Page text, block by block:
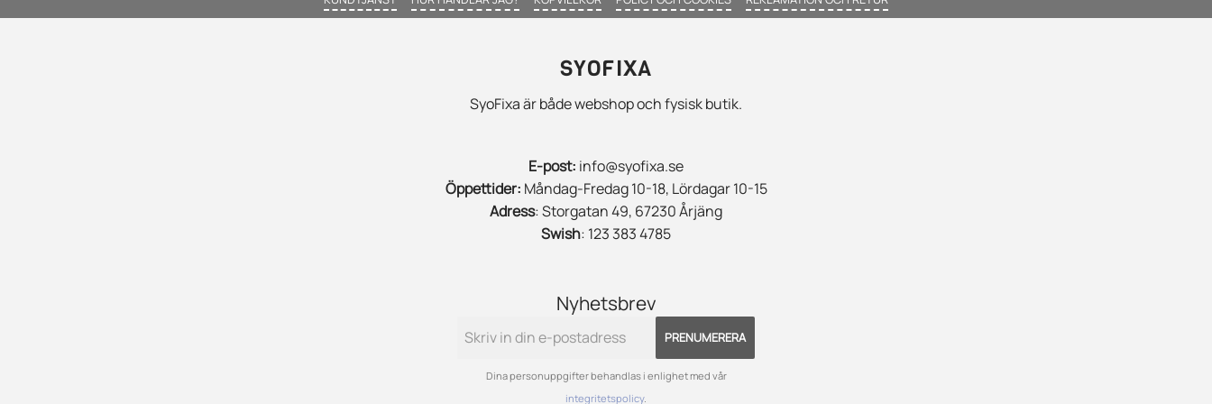
SYOFIXA
SyoFixa är både webshop och fysisk butik.
E-post: info@syofixa.se
Öppettider: Måndag-Fredag 10-18, Lördagar 10-15
Adress: Storgatan 49, 67230 Årjäng
Swish: 123 383 4785
Nyhetsbrev
PRENUMERERA
Dina personuppgifter behandlas i enlighet med vår
integritetspolicy.